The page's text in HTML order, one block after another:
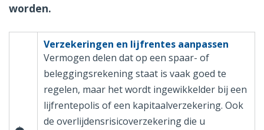
worden.
Verzekeringen en lijfrentes aanpassen
Vermogen delen dat op een spaar- of
beleggingsrekening staat is vaak goed te
regelen, maar het wordt ingewikkelder bij een
lijfrentepolis of een kapitaalverzekering. Ook
de overlijdensrisicoverzekering die u